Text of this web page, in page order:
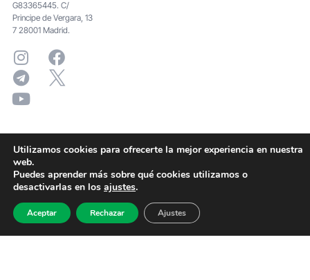
G83365445. C/
Principe de Vergara, 13
7 28001 Madrid.
Utilizamos cookies para ofrecerte la mejor experiencia en nuestra
web.
Puedes aprender más sobre qué cookies utilizamos o
desactivarlas en los ajustes.
Aceptar Rechazar Ajustes